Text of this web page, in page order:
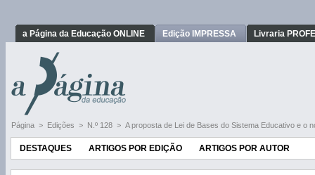
a Página da Educação ONLINE Edição IMPRESSA Livraria
Página > Edições > N.º 128 > A proposta de Lei de Bases do Sistema Educativo e o
DESTAQUES ARTIGOS POR EDIÇÃO ARTIGOS POR AUTOR